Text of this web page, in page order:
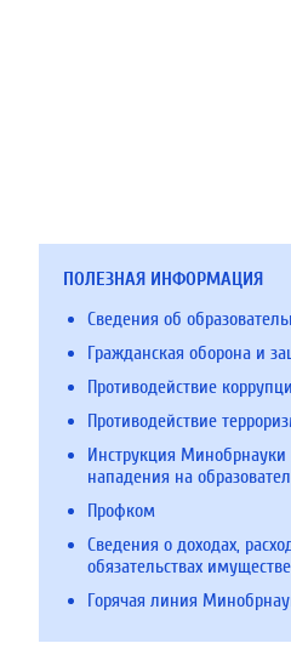
ПОЛЕЗНАЯ ИНФОРМАЦИЯ
Сведения об
Гражданская оборона и
Противодействие
Противодействие
Инструкция Минобрнауки
нападения на
Профком
Сведения о доходах,
обязательствах
Горячая линия